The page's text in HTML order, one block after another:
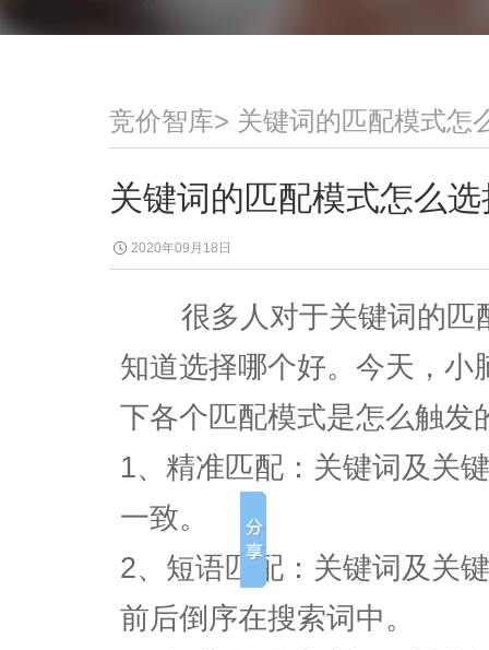
竞价智库> 关键词的匹配模式怎
关键词的匹配模式怎么选
2020年09月18日
很多人对于关键词的匹
知道选择哪个好。今天，小
下各个匹配模式是怎么触发
1、精准匹配：关键词及关
一致。
2、短语匹配：关键词及关
前后倒序在搜索词中。